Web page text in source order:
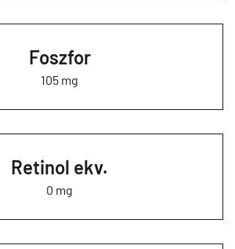
Foszfor
105 mg
Retinol ekv.
0 mg